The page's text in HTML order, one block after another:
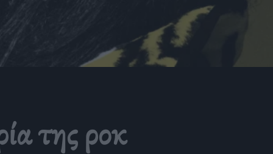
της ροκ